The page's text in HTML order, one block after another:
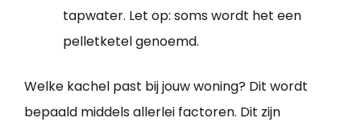
tapwater. Let op: soms wordt het een
pelletketel genoemd.
Welke kachel past bij jouw woning? Dit wordt
bepaald middels allerlei factoren. Dit zijn